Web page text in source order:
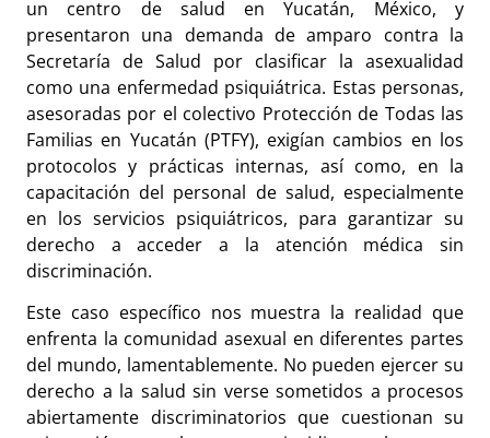
un centro de salud en Yucatán, México, y
presentaron una demanda de amparo contra la
Secretaría de Salud por clasificar la asexualidad
como una enfermedad psiquiátrica. Estas personas,
asesoradas por el colectivo Protección de Todas las
Familias en Yucatán (PTFY), exigían cambios en los
protocolos y prácticas internas, así como, en la
capacitación del personal de salud, especialmente
en los servicios psiquiátricos, para garantizar su
derecho a acceder a la atención médica sin
discriminación.
Este caso específico nos muestra la realidad que
enfrenta la comunidad asexual en diferentes partes
del mundo, lamentablemente. No pueden ejercer su
derecho a la salud sin verse sometidos a procesos
abiertamente discriminatorios que cuestionan su